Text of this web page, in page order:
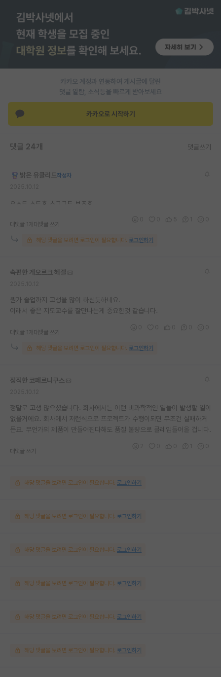
카카오 계정과 연동하여 게시글에 달린
댓글 알람, 소식등을 빠르게 받아보세요
카카오로 시작하기
댓글 24개 댓글쓰기
밝은 유클리드작성자
ㅇㅅㄷ ㅅㄷㅎ ㅅㄱㄱㄷ ㅂㅈㅎ
대댓글 1개 대댓글 쓰기
해당 댓글을 보려면 로그인이 필요합니다. 로그인하기
속편한 게오르크 헤겔
뭔가 졸업까지 고생을 많이 하신듯하네요.
이래서 좋은 지도교수를 잘만나는게 중요한것 같습니다.
대댓글 1개 대댓글 쓰기
해당 댓글을 보려면 로그인이 필요합니다. 로그인하기
정직한 코페르니쿠스
정말로 고생 많으셨습니다. 회사에서는 이런 비과학적인 일들이 발생할 일이
없을거에요. 회사에서 저런식으로 프로젝트가 수행이되면 무조건 실패하거
든요. 무언가의 제품이 만들어진다해도 품질 불량으로 클레임들어올 겁니다.
대댓글 쓰기
해당 댓글을 보려면 로그인이 필요합니다. 로그인하기
해당 댓글을 보려면 로그인이 필요합니다. 로그인하기
해당 댓글을 보려면 로그인이 필요합니다. 로그인하기
해당 댓글을 보려면 로그인이 필요합니다. 로그인하기
해당 댓글을 보려면 로그인이 필요합니다. 로그인하기
해당 댓글을 보려면 로그인이 필요합니다. 로그인하기